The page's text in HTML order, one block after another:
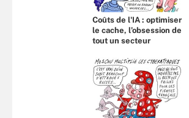
Coûts de l'IA : optimiser
le cache, l’obsession de
tout un secteur